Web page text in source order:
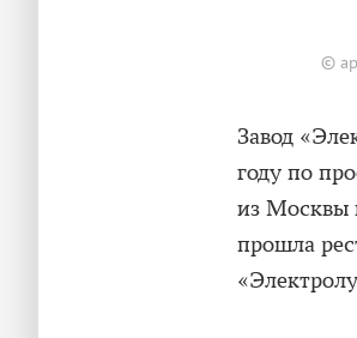
©
Завод
году по
из Москвы
прошла